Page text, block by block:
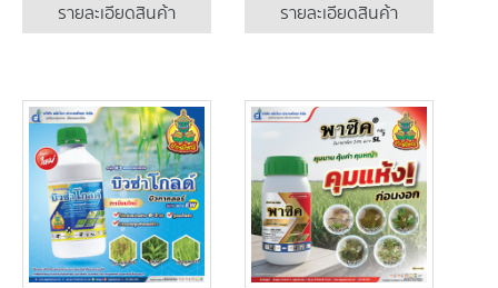
รายละเอียดสินค้า รายละเอียดสินค้า